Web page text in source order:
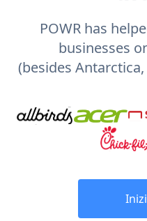
POWR has
businesses
(besides